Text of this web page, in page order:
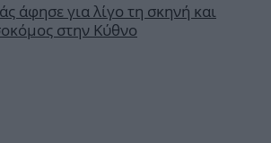
άφησε για λίγο τη σκηνή και
στην Κύθνο